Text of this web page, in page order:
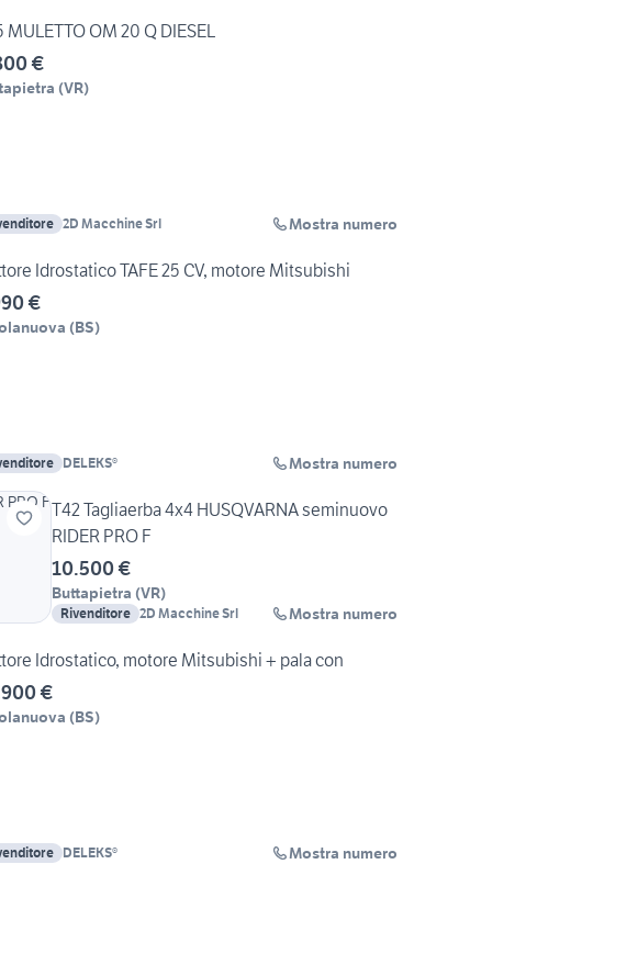
MULETTO OM 20 Q DIESEL
€
(VR)
2D Macchine Srl Mostra numero
Idrostatico TAFE 25 CV, motore Mitsubishi
€
(BS)
DELEKS® Mostra numero
T42 Tagliaerba 4x4 HUSQVARNA seminuovo
RIDER PRO F
10.500 €
Buttapietra (VR)
Rivenditore 2D Macchine Srl Mostra numero
Idrostatico, motore Mitsubishi + pala con
€
(BS)
DELEKS® Mostra numero